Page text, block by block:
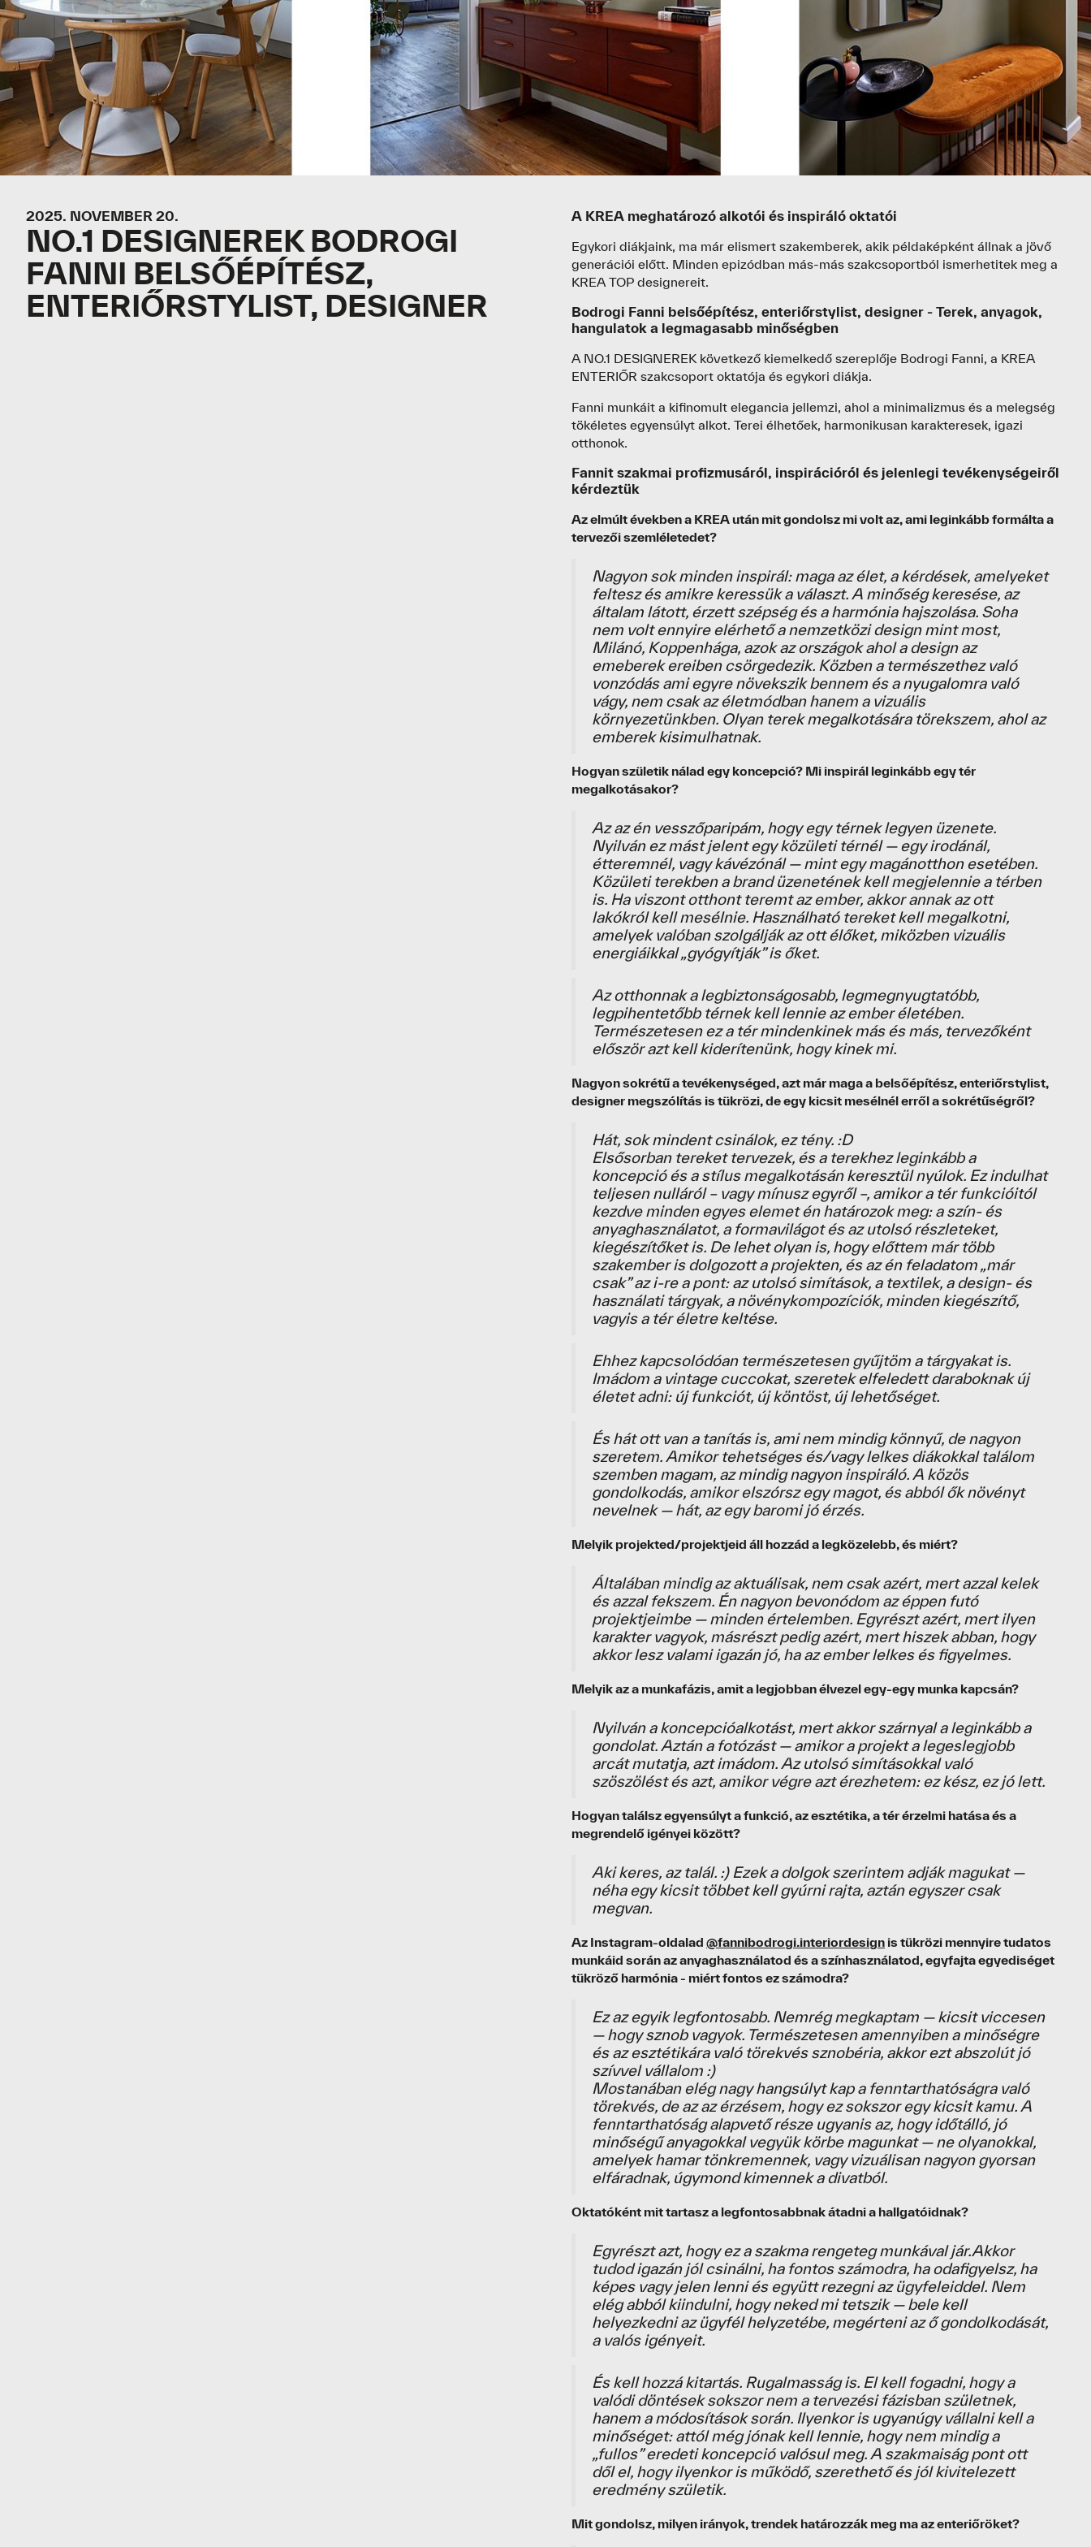
Krea kártya
Oktatóink
Kapcsolat
JELENTKEZEM
UI/
2025. NOVEMBER 20.
NO.1 DESIGNEREK BODROGI
FANNI BELSŐÉPÍTÉSZ,
ENTERIŐRSTYLIST, DESIGNER
A KREA meghatározó alkotói és inspiráló oktatói
Egykori diákjaink, ma már elismert szakemberek, akik példaképként állnak a jövő
generációi előtt. Minden epizódban más-más szakcsoportból ismerhetitek meg a
KREA TOP designereit.
Bodrogi Fanni belsőépítész, enteriőrstylist, designer - Terek, anyagok,
hangulatok a legmagasabb minőségben
A NO.1 DESIGNEREK következő kiemelkedő szereplője Bodrogi Fanni, a KREA
ENTERIŐR szakcsoport oktatója és egykori diákja.
Fanni munkáit a kifinomult elegancia jellemzi, ahol a minimalizmus és a melegség
tökéletes egyensúlyt alkot. Terei élhetőek, harmonikusan karakteresek, igazi
otthonok.
Fannit szakmai profizmusáról, inspirációról és jelenlegi tevékenységeiről
kérdeztük
Az elmúlt években a KREA után mit gondolsz mi volt az, ami leginkább formálta a
tervezői szemléletedet?
Nagyon sok minden inspirál: maga az élet, a kérdések, amelyeket
feltesz és amikre keressük a választ. A minőség keresése, az
általam látott, érzett szépség és a harmónia hajszolása. Soha
nem volt ennyire elérhető a nemzetközi design mint most,
Milánó, Koppenhága, azok az országok ahol a design az
emeberek ereiben csörgedezik. Közben a természethez való
vonzódás ami egyre növekszik bennem és a nyugalomra való
vágy, nem csak az életmódban hanem a vizuális
környezetünkben. Olyan terek megalkotására törekszem, ahol az
emberek kisimulhatnak.
Hogyan születik nálad egy koncepció? Mi inspirál leginkább egy tér
megalkotásakor?
Az az én vesszőparipám, hogy egy térnek legyen üzenete.
Nyilván ez mást jelent egy közületi térnél — egy irodánál,
étteremnél, vagy kávézónál — mint egy magánotthon esetében.
Közületi terekben a brand üzenetének kell megjelennie a térben
is. Ha viszont otthont teremt az ember, akkor annak az ott
lakókról kell mesélnie. Használható tereket kell megalkotni,
amelyek valóban szolgálják az ott élőket, miközben vizuális
energiáikkal „gyógyítják” is őket.
Az otthonnak a legbiztonságosabb, legmegnyugtatóbb,
legpihentetőbb térnek kell lennie az ember életében.
Természetesen ez a tér mindenkinek más és más, tervezőként
először azt kell kiderítenünk, hogy kinek mi.
Nagyon sokrétű a tevékenységed, azt már maga a belsőépítész, enteriőrstylist,
designer megszólítás is tükrözi, de egy kicsit mesélnél erről a sokrétűségről?
Hát, sok mindent csinálok, ez tény. :D
Elsősorban tereket tervezek, és a terekhez leginkább a
koncepció és a stílus megalkotásán keresztül nyúlok. Ez indulhat
teljesen nulláról – vagy mínusz egyről –, amikor a tér funkcióitól
kezdve minden egyes elemet én határozok meg: a szín- és
anyaghasználatot, a formavilágot és az utolsó részleteket,
kiegészítőket is. De lehet olyan is, hogy előttem már több
szakember is dolgozott a projekten, és az én feladatom „már
csak” az i-re a pont: az utolsó simítások, a textilek, a design- és
használati tárgyak, a növénykompozíciók, minden kiegészítő,
vagyis a tér életre keltése.
Ehhez kapcsolódóan természetesen gyűjtöm a tárgyakat is.
Imádom a vintage cuccokat, szeretek elfeledett daraboknak új
életet adni: új funkciót, új köntöst, új lehetőséget.
És hát ott van a tanítás is, ami nem mindig könnyű, de nagyon
szeretem. Amikor tehetséges és/vagy lelkes diákokkal találom
szemben magam, az mindig nagyon inspiráló. A közös
gondolkodás, amikor elszórsz egy magot, és abból ők növényt
nevelnek — hát, az egy baromi jó érzés.
Melyik projekted/projektjeid áll hozzád a legközelebb, és miért?
Általában mindig az aktuálisak, nem csak azért, mert azzal kelek
és azzal fekszem. Én nagyon bevonódom az éppen futó
projektjeimbe — minden értelemben. Egyrészt azért, mert ilyen
karakter vagyok, másrészt pedig azért, mert hiszek abban, hogy
akkor lesz valami igazán jó, ha az ember lelkes és figyelmes.
Melyik az a munkafázis, amit a legjobban élvezel egy-egy munka kapcsán?
Nyilván a koncepcióalkotást, mert akkor szárnyal a leginkább a
gondolat. Aztán a fotózást — amikor a projekt a legeslegjobb
arcát mutatja, azt imádom. Az utolsó simításokkal való
szöszölést és azt, amikor végre azt érezhetem: ez kész, ez jó lett.
Hogyan találsz egyensúlyt a funkció, az esztétika, a tér érzelmi hatása és a
megrendelő igényei között?
Aki keres, az talál. :) Ezek a dolgok szerintem adják magukat —
néha egy kicsit többet kell gyúrni rajta, aztán egyszer csak
megvan.
Az Instagram-oldalad @fannibodrogi.interiordesign is tükrözi mennyire tudatos
munkáid során az anyaghasználatod és a színhasználatod, egyfajta egyediséget
tükröző harmónia - miért fontos ez számodra?
Ez az egyik legfontosabb. Nemrég megkaptam — kicsit viccesen
— hogy sznob vagyok. Természetesen amennyiben a minőségre
és az esztétikára való törekvés sznobéria, akkor ezt abszolút jó
szívvel vállalom :)
Mostanában elég nagy hangsúlyt kap a fenntarthatóságra való
törekvés, de az az érzésem, hogy ez sokszor egy kicsit kamu. A
fenntarthatóság alapvető része ugyanis az, hogy időtálló, jó
minőségű anyagokkal vegyük körbe magunkat — ne olyanokkal,
amelyek hamar tönkremennek, vagy vizuálisan nagyon gyorsan
elfáradnak, úgymond kimennek a divatból.
Oktatóként mit tartasz a legfontosabbnak átadni a hallgatóidnak?
Egyrészt azt, hogy ez a szakma rengeteg munkával jár.Akkor
tudod igazán jól csinálni, ha fontos számodra, ha odafigyelsz, ha
képes vagy jelen lenni és együtt rezegni az ügyfeleiddel. Nem
elég abból kiindulni, hogy neked mi tetszik — bele kell
helyezkedni az ügyfél helyzetébe, megérteni az ő gondolkodását,
a valós igényeit.
És kell hozzá kitartás. Rugalmasság is. El kell fogadni, hogy a
valódi döntések sokszor nem a tervezési fázisban születnek,
hanem a módosítások során. Ilyenkor is ugyanúgy vállalni kell a
minőséget: attól még jónak kell lennie, hogy nem mindig a
„fullos” eredeti koncepció valósul meg. A szakmaiság pont ott
dől el, hogy ilyenkor is működő, szerethető és jól kivitelezett
eredmény születik.
Mit gondolsz, milyen irányok, trendek határozzák meg ma az enteriőröket?